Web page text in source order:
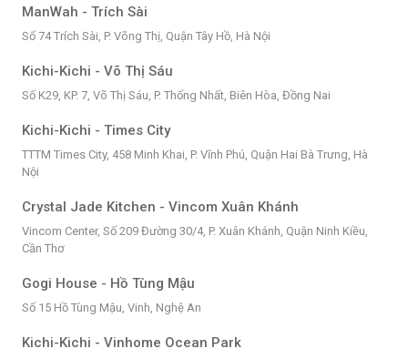
ManWah - Trích Sài
Số 74 Trích Sài, P. Võng Thị, Quận Tây Hồ, Hà Nội
Kichi-Kichi - Võ Thị Sáu
Số K29, KP. 7, Võ Thị Sáu, P. Thống Nhất, Biên Hòa, Đồng Nai
Kichi-Kichi - Times City
TTTM Times City, 458 Minh Khai, P. Vĩnh Phú, Quận Hai Bà Trưng, Hà
Nội
Crystal Jade Kitchen - Vincom Xuân Khánh
Vincom Center, Số 209 Đường 30/4, P. Xuân Khánh, Quận Ninh Kiều,
Cần Thơ
Gogi House - Hồ Tùng Mậu
Số 15 Hồ Tùng Mậu, Vinh, Nghệ An
Kichi-Kichi - Vinhome Ocean Park